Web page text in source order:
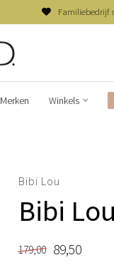
Familiebedrijf
Merken Winkels
Bibi Lou
Bibi
179,00 89,50